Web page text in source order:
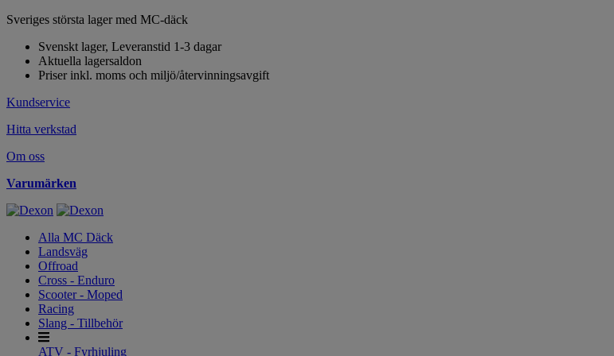
Sveriges största lager med MC-däck
Svenskt lager, Leveranstid 1-3 dagar
Aktuella lagersaldon
Priser inkl. moms och miljö/återvinningsavgift
Kundservice
Hitta verkstad
Om oss
Varumärken
Alla MC Däck
Landsväg
Offroad
Cross - Enduro
Scooter - Moped
Racing
Slang - Tillbehör
ATV - Fyrhjuling